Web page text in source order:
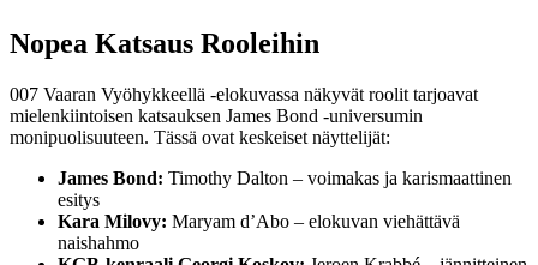
Nopea Katsaus Rooleihin
007 Vaaran Vyöhykkeellä -elokuvassa näkyvät roolit tarjoavat
mielenkiintoisen katsauksen James Bond -universumin
monipuolisuuteen. Tässä ovat keskeiset näyttelijät:
James Bond: Timothy Dalton – voimakas ja karismaattinen
esitys
Kara Milovy: Maryam d’Abo – elokuvan viehättävä
naishahmo